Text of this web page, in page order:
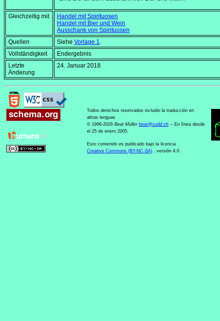
Gleichzeitig mit
Handel mit Spirituosen
Handel mit Bier und Wein
Ausschank von Spirituosen
Quellen
Siehe Vorlage 1.
Vollständigkeit
Endergebnis
Letzte
Änderung
24. Januar 2018
Todos derechos reservados incluido la traducción en
altras lenguas
© 1996-2026 Beat Müller beat@sudd.ch -- En línea desde
el 25 de enero 2005.
Esto contenido es publicado bajo la licencia
Creative Commons (BY-NC-SA) , versión 4.0.